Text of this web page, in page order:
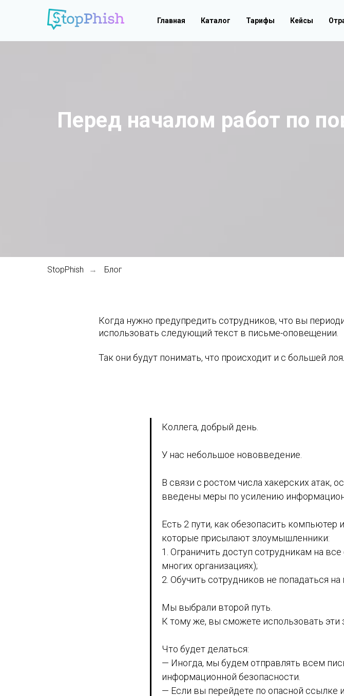
Главная Каталог Тарифы Кейсы
Перед началом работ по
StopPhish → Блог
Когда нужно предупредить сотрудников, что вы
использовать следующий текст в письме-оповещении.
Так они будут понимать, что происходит и с большей
Коллега, добрый день.
У нас небольшое нововведение.
В связи с ростом числа хакерских атак,
введены меры по усилению
Есть 2 пути, как обезопасить
которые присылают злоумышленники:
1. Ограничить доступ сотрудникам на
многих организациях);
2. Обучить сотрудников не попадаться
Мы выбрали второй путь.
К тому же, вы сможете использовать эти
Что будет делаться:
— Иногда, мы будем отправлять всем
информационной безопасности.
— Если вы перейдете по опасной ссылке